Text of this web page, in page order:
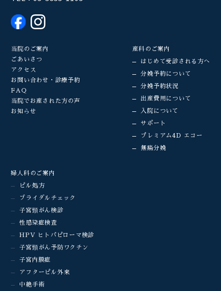
当院のご案内
ごあいさつ
アクセス
お問い合わせ・診療予約
FAQ
当院でお産された方の声
お知らせ
産科のご案内
はじめて受診される方へ
分娩予約について
分娩予約状況
出産費用について
入院について
サポート
プレミアム4D エコー
無痛分娩
婦人科のご案内
ピル処方
ブライダルチェック
子宮頸がん検診
性感染症検査
HPV ヒトパピローマ検診
子宮頸がん予防ワクチン
子宮内膜症
アフターピル外来
中絶手術